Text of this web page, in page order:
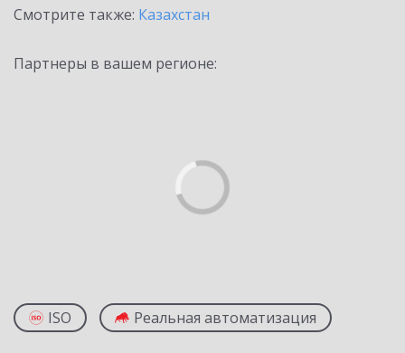
Смотрите также: Казахстан
Партнеры в вашем регионе:
ISO Реальная автоматизация